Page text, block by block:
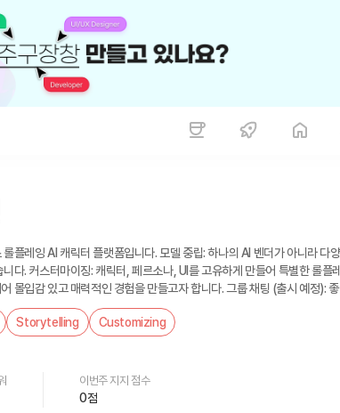
나의 AI 벤더가 아니라 다양한 AI 모델 중에서 선택하여 좋아하는 AI 캐릭
다. 커스터마이징: 캐릭터, 페르소나, UI를 고유하게 만들어 특별한 롤플
몰입감 있고 매력적인 경험을 만들고자 합니다. 그룹 채팅 (출시 예정):
): 컨텍스트 창이 한계에 도달하면 캐릭터에게 지시 사항과 이전 대화를
여 더욱 몰입감 있는 경험을 할 수 있습니다. 음성 (출시 예정): 사실적인
Storytelling Customizing
이번주 지지 점수
0점